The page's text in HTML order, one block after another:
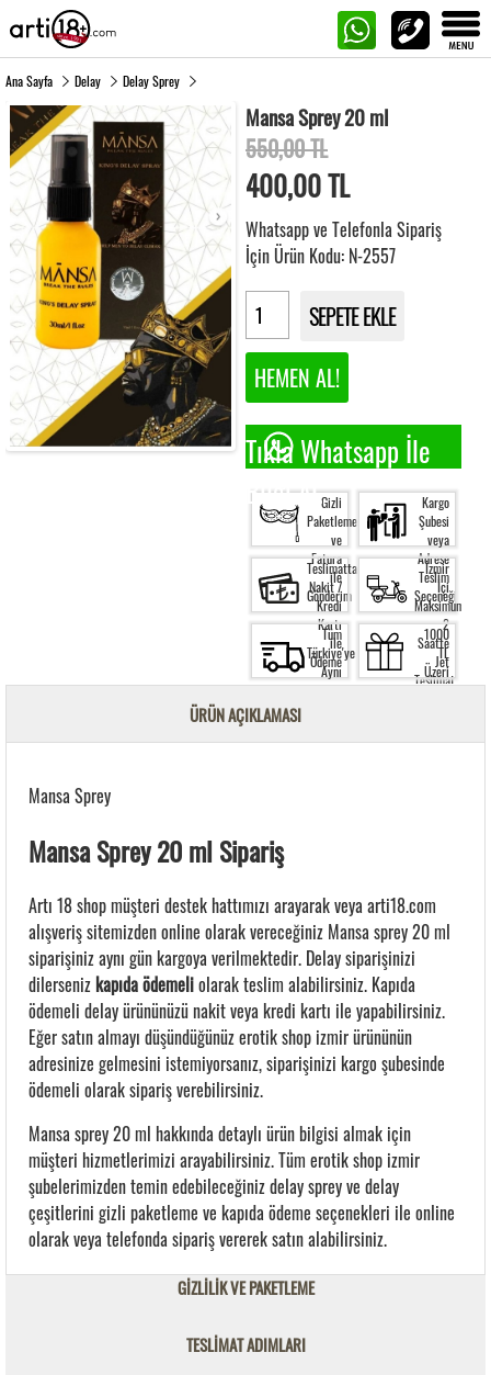
Ana Sayfa Delay Delay Sprey
Mansa Sprey 20 ml
550,00 TL
400,00TL
Whatsapp ve Telefonla Sipariş
İçin Ürün Kodu: N-2557
SEPETE EKLE
HEMEN AL!
Tıkla Whatsapp İle
Bilgi Al.Gizli
Paketleme
ve
Fatura
ile
Gönderim
Kargo
Şubesi
veya
Adrese
Teslim
Seçeneği
Teslimatta
Nakit /
Kredi
Kartı
ile
Ödeme
İzmir
İçi
Maksimum
2
Saatte
Jet
Teslimat
Tüm
Türkiye'ye
Aynı
Gün
1000
TL
Üzeri
Siparişte
ÜRÜN AÇIKLAMASI
Mansa Sprey
Mansa Sprey 20 ml Sipariş
Artı 18 shop müşteri destek hattımızı arayarak veya arti18.com
alışveriş sitemizden online olarak vereceğiniz Mansa sprey 20 ml
siparişiniz aynı gün kargoya verilmektedir. Delay siparişinizi
dilerseniz kapıda ödemeliolarak teslim alabilirsiniz. Kapıda
ödemeli delay ürününüzü nakit veya kredi kartı ile yapabilirsiniz.
Eğer satın almayı düşündüğünüz erotik shop izmir ürününün
adresinize gelmesini istemiyorsanız, siparişinizi kargo şubesinde
ödemeli olarak sipariş verebilirsiniz.
Mansa sprey 20 ml hakkında detaylı ürün bilgisi almak için
müşteri hizmetlerimizi arayabilirsiniz. Tüm erotik shop izmir
şubelerimizden temin edebileceğiniz delay sprey ve delay
çeşitlerini gizli paketleme ve kapıda ödeme seçenekleri ile online
olarak veya telefonda sipariş vererek satın alabilirsiniz.
GİZLİLİK VE PAKETLEME
TESLİMAT ADIMLARI